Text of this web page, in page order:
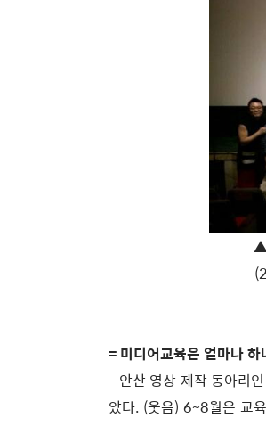
▲
= 미디어교육은 얼마나
- 안산 영상 제작 동아리
았다. (웃음) 6~8월은 교